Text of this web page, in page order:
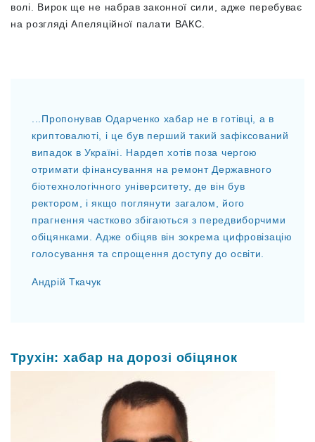
волі. Вирок ще не набрав законної сили, адже перебуває
на розгляді Апеляційної палати ВАКС.
...Пропонував Одарченко хабар не в готівці, а в
криптовалюті, і це був перший такий зафіксований
випадок в Україні. Нардеп хотів поза чергою
отримати фінансування на ремонт Державного
біотехнологічного університету, де він був
ректором, і якщо поглянути загалом, його
прагнення частково збігаються з передвиборчими
обіцянками. Адже обіцяв він зокрема цифровізацію
голосування та спрощення доступу до освіти.
Андрій Ткачук
Трухін: хабар на дорозі обіцянок